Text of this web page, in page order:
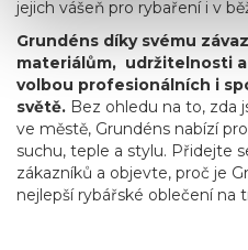
jejich vášeň pro rybaření i v
Grundéns díky svému
materiálům, udržitelnosti
volbou profesionálních i
světě. Bez ohledu na to, zda
ve městě, Grundéns nabízí
suchu, teple a stylu. Přidejte
zákazníků a objevte, proč je
nejlepší rybářské oblečení na